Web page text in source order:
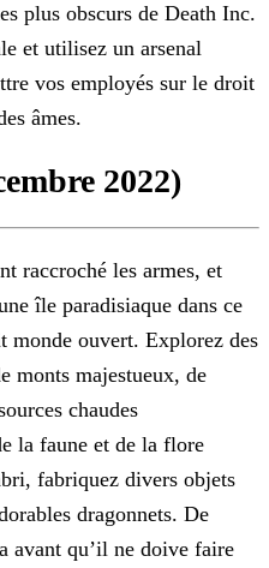
plus obscurs de Death Inc.
et utilisez un arsenal
vos employés sur le droit
âmes.
2022)
raccroché les armes, et
île paradisiaque dans ce
monde ouvert. Explorez des
monts majestueux, de
chaudes
la faune et de la flore
fabriquez divers objets
dragonnets. De
avant qu’il ne doive faire